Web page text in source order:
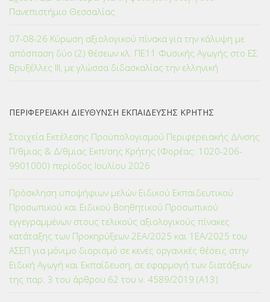
Πανεπιστήμιο Θεσσαλίας
07-08-26 Κύρωση αξιολογικού πίνακα για την κάλυψη με
απόσπαση δύο (2) θέσεων κλ. ΠΕ11 Φυσικής Αγωγής στο ΕΣ
Βρυξέλλες ΙΙΙ, με γλώσσα διδασκαλίας την ελληνική
ΠΕΡΙΦΕΡΕΙΑΚΗ ΔΙΕΥΘΥΝΣΗ ΕΚΠΑΙΔΕΥΣΗΣ ΚΡΗΤΗΣ
Στοιχεία Εκτέλεσης Προϋπολογισμού Περιφερειακής Δ/νσης
Π/θμιας & Δ/θμιας Εκπ/σης Κρήτης (Φορέας: 1020-206-
9901000) περίοδος Ιουλίου 2026
Πρόσκληση υποψήφιων μελών Ειδικού Εκπαιδευτικού
Προσωπικού και Ειδικού Βοηθητικού Προσωπικού
εγγεγραμμένων στους τελικούς αξιολογικούς πίνακες
κατάταξης των Προκηρύξεων 2ΕΑ/2025 και 1ΕΑ/2025 του
ΑΣΕΠ για μόνιμο διορισμό σε κενές οργανικές θέσεις στην
Ειδική Αγωγή και Εκπαίδευση, σε εφαρμογή των διατάξεων
της παρ. 3 του άρθρου 62 του ν. 4589/2019 (Α΄13)